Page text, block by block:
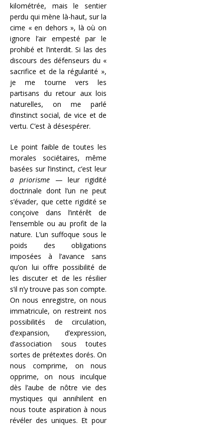
kilométrée, mais le sentier
perdu qui mène là-haut, sur la
cime « en dehors », là où on
ignore l’air empesté par le
prohibé et l’interdit. Si las des
discours des défenseurs du «
sacrifice et de la régularité »,
je me tourne vers les
partisans du retour aux lois
naturelles, on me parlé
d’instinct social, de vice et de
vertu. C’est à désespérer.
Le point faible de toutes les
morales sociétaires, même
basées sur l’instinct, c’est leur
a priorisme— leur rigidité
doctrinale dont l’un ne peut
s’évader, que cette rigidité se
conçoive dans l’intérêt de
l’ensemble ou au profit de la
nature. L’un suffoque sous le
poids des obligations
imposées à l’avance sans
qu’on lui offre possibilité de
les discuter et de les résilier
s’il n’y trouve pas son compte.
On nous enregistre, on nous
immatricule, on restreint nos
possibilités de circulation,
d’expansion, d’expression,
d’association sous toutes
sortes de prétextes dorés. On
nous comprime, on nous
opprime, on nous inculque
dès l’aube de nôtre vie des
mystiques qui annihilent en
nous toute aspiration à nous
révéler des uniques. Et pour